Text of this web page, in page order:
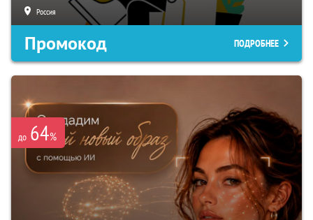
Россия
Промокод ПОДРОБНЕЕ
до 64%